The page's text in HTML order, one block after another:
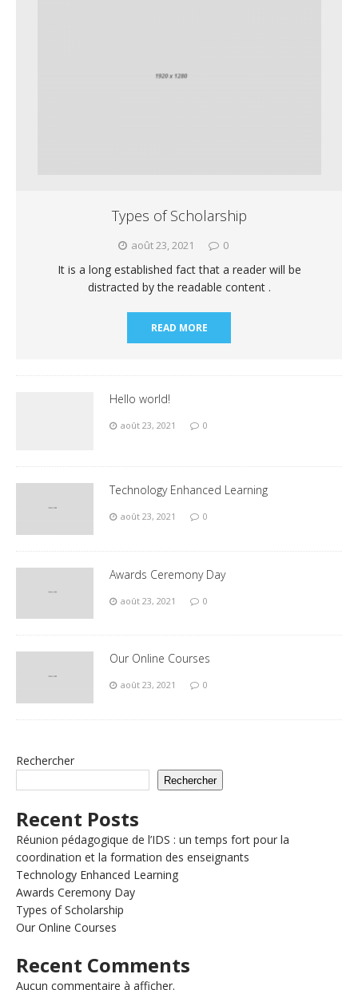
Types of Scholarship
août 23, 2021 0
It is a long established fact that a reader will be
distracted by the readable content .
READ MORE
Hello world!
août 23, 2021 0
Technology Enhanced Learning
août 23, 2021 0
Awards Ceremony Day
août 23, 2021 0
Our Online Courses
août 23, 2021 0
Rechercher
Rechercher
Recent Posts
Réunion pédagogique de l’IDS : un temps fort pour la
coordination et la formation des enseignants
Technology Enhanced Learning
Awards Ceremony Day
Types of Scholarship
Our Online Courses
Recent Comments
Aucun commentaire à afficher.